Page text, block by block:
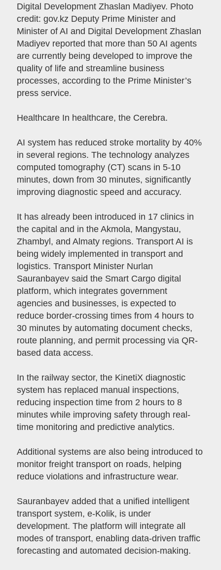
Digital Development Zhaslan Madiyev. Photo
credit: gov.kz Deputy Prime Minister and
Minister of AI and Digital Development Zhaslan
Madiyev reported that more than 50 AI agents
are currently being developed to improve the
quality of life and streamline business
processes, according to the Prime Minister’s
press service.
Healthcare In healthcare, the Cerebra.
AI system has reduced stroke mortality by 40%
in several regions. The technology analyzes
computed tomography (CT) scans in 5-10
minutes, down from 30 minutes, significantly
improving diagnostic speed and accuracy.
It has already been introduced in 17 clinics in
the capital and in the Akmola, Mangystau,
Zhambyl, and Almaty regions. Transport AI is
being widely implemented in transport and
logistics. Transport Minister Nurlan
Sauranbayev said the Smart Cargo digital
platform, which integrates government
agencies and businesses, is expected to
reduce border-crossing times from 4 hours to
30 minutes by automating document checks,
route planning, and permit processing via QR-
based data access.
In the railway sector, the KinetiX diagnostic
system has replaced manual inspections,
reducing inspection time from 2 hours to 8
minutes while improving safety through real-
time monitoring and predictive analytics.
Additional systems are also being introduced to
monitor freight transport on roads, helping
reduce violations and infrastructure wear.
Sauranbayev added that a unified intelligent
transport system, e-Kolik, is under
development. The platform will integrate all
modes of transport, enabling data-driven traffic
forecasting and automated decision-making.